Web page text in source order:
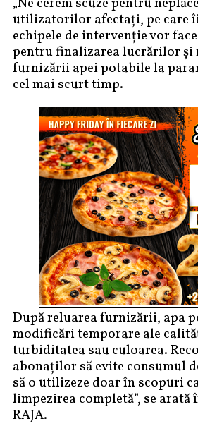
utilizatorilor afectați, pe care
echipele de intervenție vor
pentru finalizarea lucrărilor și
furnizării apei potabile la
cel mai scurt timp.
După reluarea furnizării, apa
modificări temporare ale
turbiditatea sau culoarea.
abonaților să evite consumul
să o utilizeze doar în scopuri
limpezirea completă”, se
RAJA.